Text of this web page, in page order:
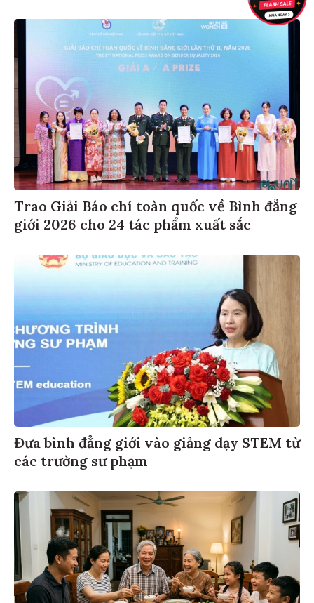
Trao Giải Báo chí toàn quốc về Bình đẳng
giới 2026 cho 24 tác phẩm xuất sắc
Đưa bình đẳng giới vào giảng dạy STEM từ
các trường sư phạm